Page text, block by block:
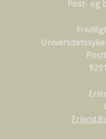
Post- og